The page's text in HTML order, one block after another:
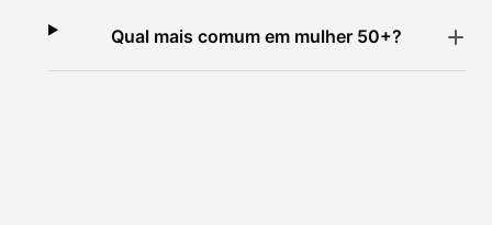
Qual mais comum em mulher 50+?